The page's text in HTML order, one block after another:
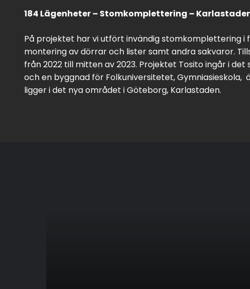
184 Lägenheter – Stomkomplettering –
På projektet har vi utfört invändig stomkomplettering
montering av dörrar och lister samt andra sakvaror.
från 2022 till mitten av 2023. Projektet Tosito ingår i
och en byggnad för Folkuniversitetet,
ligger i det nya området i Göteborg, Karlastaden.